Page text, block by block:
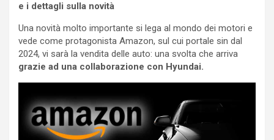
e i dettagli sulla novità
Una novità molto importante si lega al mondo dei motori e
vede come protagonista Amazon, sul cui portale sin dal
2024, vi sarà la vendita delle auto: una svolta che arriva
grazie ad una collaborazione con Hyundai.